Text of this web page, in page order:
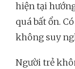
hiện tại
quá bất ổn.
không suy
Người trẻ